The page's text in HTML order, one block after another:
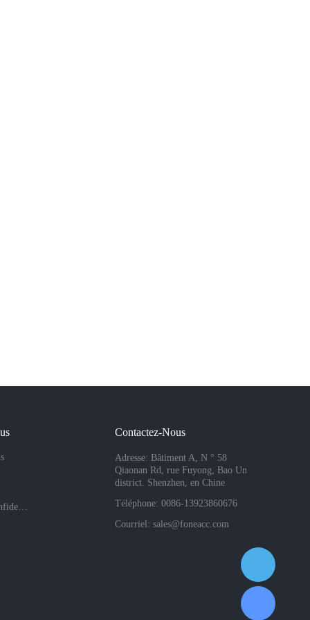
Politiques de confidentialité de l'entreprise
Contactez-Nous
Adresse: Bâtiment A, N ° 58
Qiaonan Rd, rue Fuyong, Bao Un
district. Shenzhen, en Chine
Téléphone: 0086-13923860676
Courriel: sales@foneacc.com